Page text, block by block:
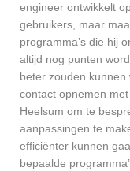
engineer ontwikkelt
gebruikers, maar
programma’s die hij
altijd nog punten
beter zouden
contact opnemen
Heelsum om te
aanpassingen te
efficiënter kunnen
bepaalde